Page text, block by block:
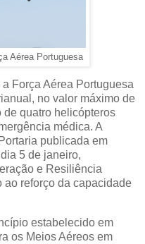
Aérea Portuguesa
Força Aérea Portuguesa
no valor máximo de
quatro helicópteros
médica. A
publicada em
5 de janeiro,
e Resiliência
ao reforço da capacidade
estabelecido em
os Meios Aéreos em